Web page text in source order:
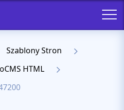
Szablony Stron
HTML